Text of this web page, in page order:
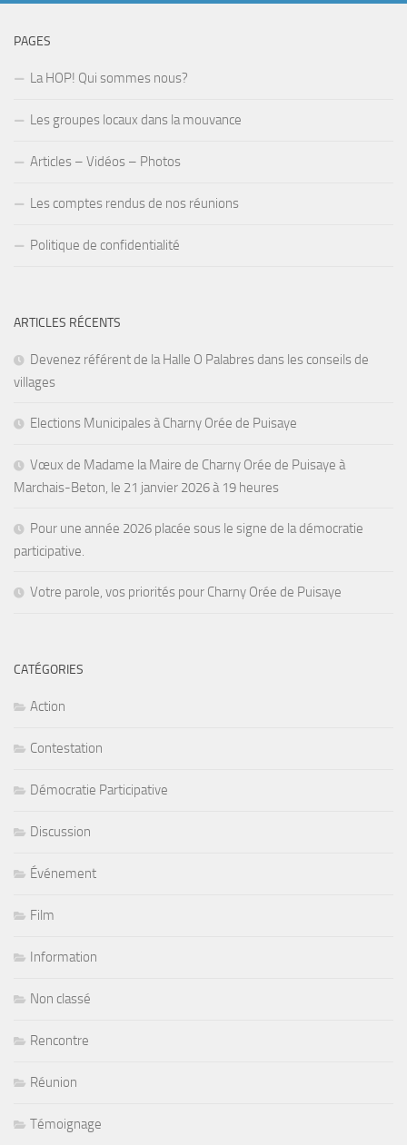
PAGES
La HOP! Qui sommes nous?
Les groupes locaux dans la mouvance
Articles – Vidéos – Photos
Les comptes rendus de nos réunions
Politique de confidentialité
ARTICLES RÉCENTS
Devenez référent de la Halle O Palabres dans les conseils de
villages
Elections Municipales à Charny Orée de Puisaye
Vœux de Madame la Maire de Charny Orée de Puisaye à
Marchais-Beton, le 21 janvier 2026 à 19 heures
Pour une année 2026 placée sous le signe de la démocratie
participative.
Votre parole, vos priorités pour Charny Orée de Puisaye
CATÉGORIES
Action
Contestation
Démocratie Participative
Discussion
Événement
Film
Information
Non classé
Rencontre
Réunion
Témoignage